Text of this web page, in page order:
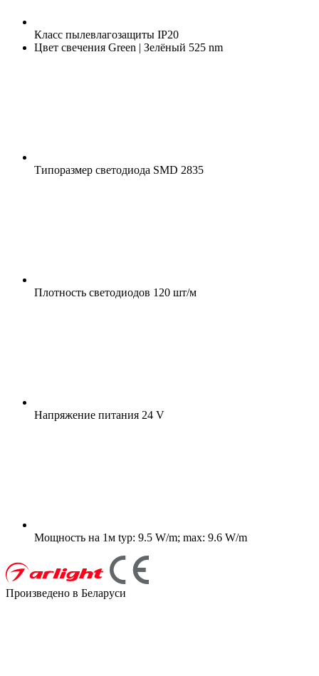
Класс пылевлагозащиты IP20
Цвет свечения Green | Зелёный 525 nm
Типоразмер светодиода SMD 2835
Плотность светодиодов 120 шт/м
Напряжение питания 24 V
Мощность на 1м typ: 9.5 W/m; max: 9.6 W/m
Произведено в Беларуси